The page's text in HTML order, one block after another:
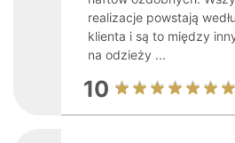
realizacje powstają
klienta i są to między
na odzieży ...
10